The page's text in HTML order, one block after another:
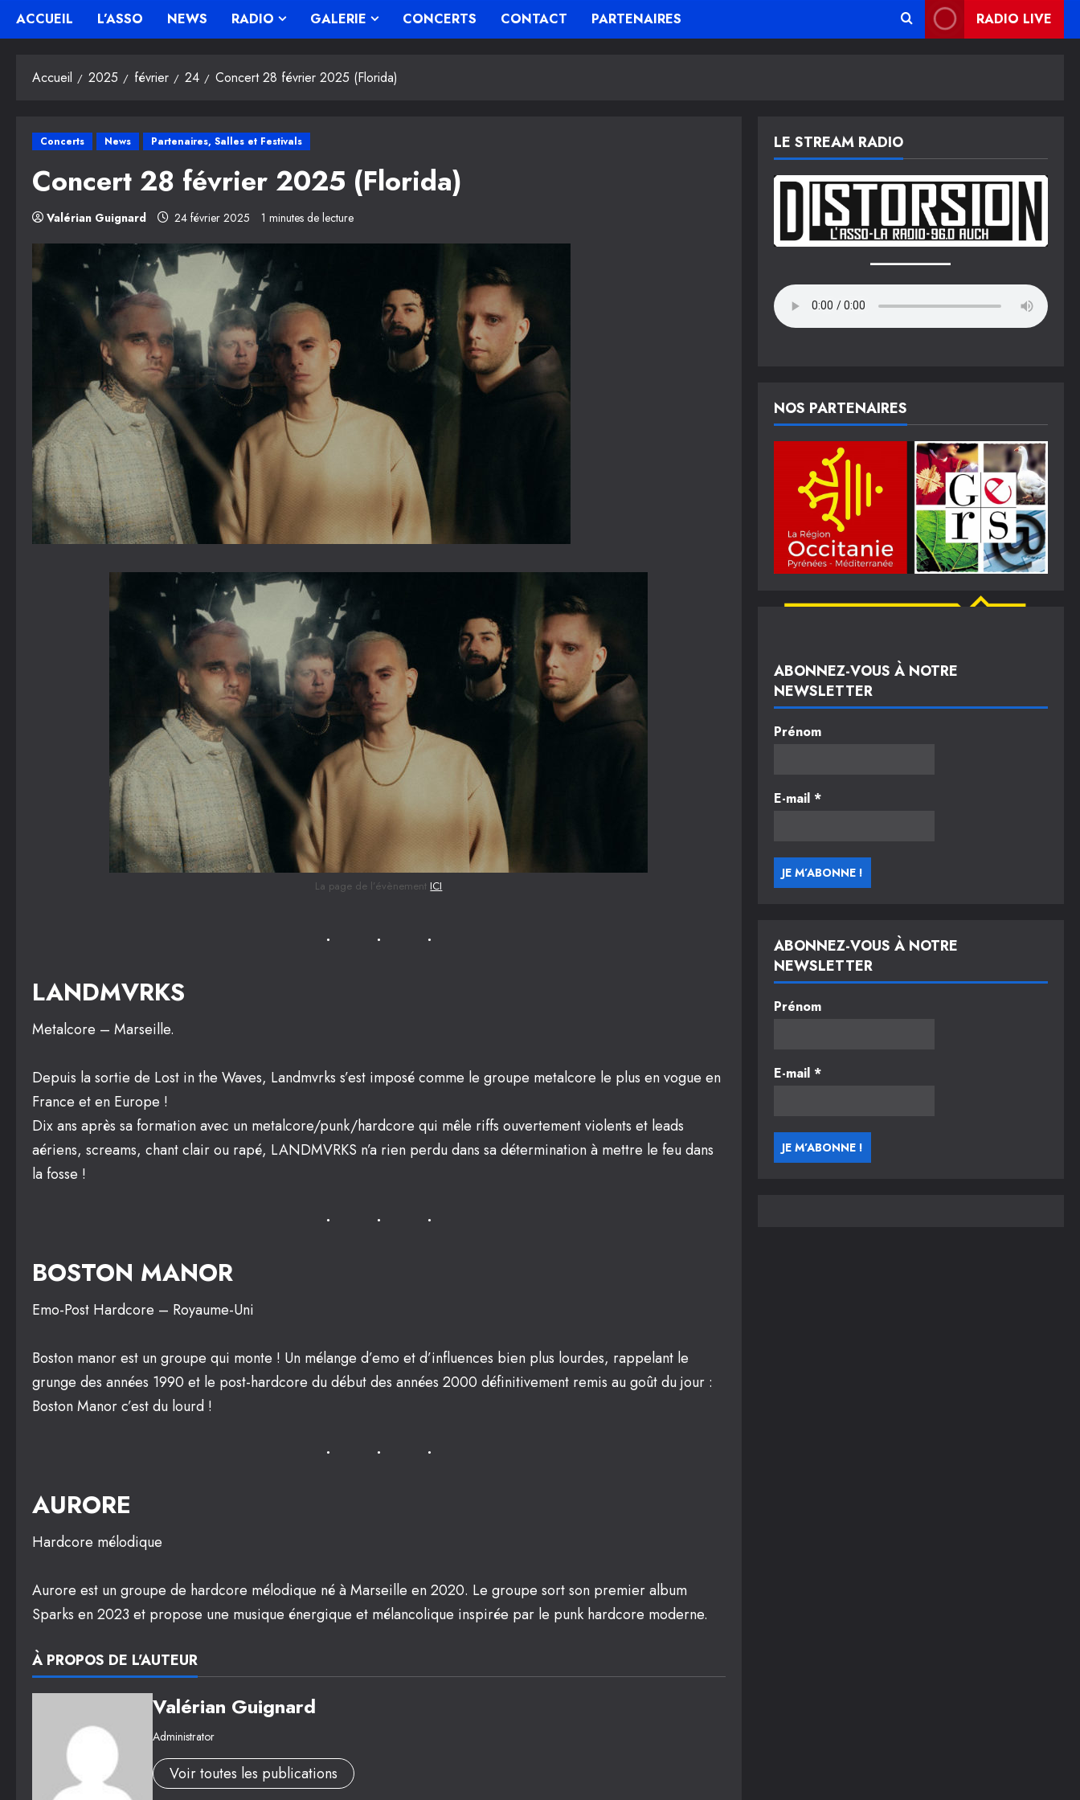
ACCUEIL L’ASSO NEWS RADIO GALERIE CONCERTS CONTACT PARTENAIRES RADIO LIVE
Accueil 2025 février 24 Concert 28 février 2025 (Florida)
Concerts News Partenaires, Salles et Festivals
Concert 28 février 2025 (Florida)
Valérian Guignard 24 février 2025 1 minutes de lecture
La page de l’évènement ICI
LANDMVRKS
Metalcore – Marseille.
Depuis la sortie de Lost in the Waves, Landmvrks s’est imposé comme le groupe metalcore le plus en vogue en
France et en Europe !
Dix ans après sa formation avec un metalcore/punk/hardcore qui mêle riffs ouvertement violents et leads
aériens, screams, chant clair ou rapé, LANDMVRKS n’a rien perdu dans sa détermination à mettre le feu dans
la fosse !
BOSTON MANOR
Emo-Post Hardcore – Royaume-Uni
Boston manor est un groupe qui monte ! Un mélange d’emo et d’influences bien plus lourdes, rappelant le
grunge des années 1990 et le post-hardcore du début des années 2000 définitivement remis au goût du jour :
Boston Manor c’est du lourd !
AURORE
Hardcore mélodique
Aurore est un groupe de hardcore mélodique né à Marseille en 2020. Le groupe sort son premier album
Sparks en 2023 et propose une musique énergique et mélancolique inspirée par le punk hardcore moderne.
À PROPOS DE L'AUTEUR
Valérian Guignard
Administrator
Voir toutes les publications
LE STREAM RADIO
NOS PARTENAIRES
ABONNEZ-VOUS À NOTRE
NEWSLETTER
Prénom
E-mail *
ABONNEZ-VOUS À NOTRE
NEWSLETTER
Prénom
E-mail *